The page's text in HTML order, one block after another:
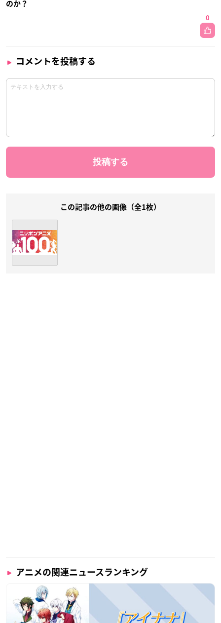
のか？
0
コメントを投稿する
この記事の他の画像（全1枚）
アニメの関連ニュースランキング